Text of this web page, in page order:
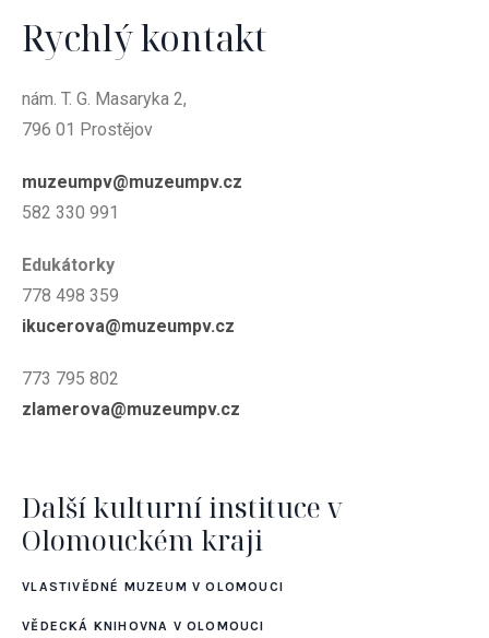
Rychlý kontakt
nám. T. G. Masaryka 2,
796 01 Prostějov
muzeumpv@muzeumpv.cz
582 330 991
Edukátorky
778 498 359
ikucerova@muzeumpv.cz
773 795 802
zlamerova@muzeumpv.cz
Další kulturní instituce v
Olomouckém kraji
VLASTIVĚDNÉ MUZEUM V OLOMOUCI
VĚDECKÁ KNIHOVNA V OLOMOUCI